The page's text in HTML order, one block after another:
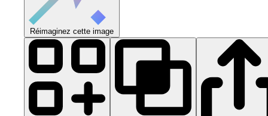
Réimaginez cette image